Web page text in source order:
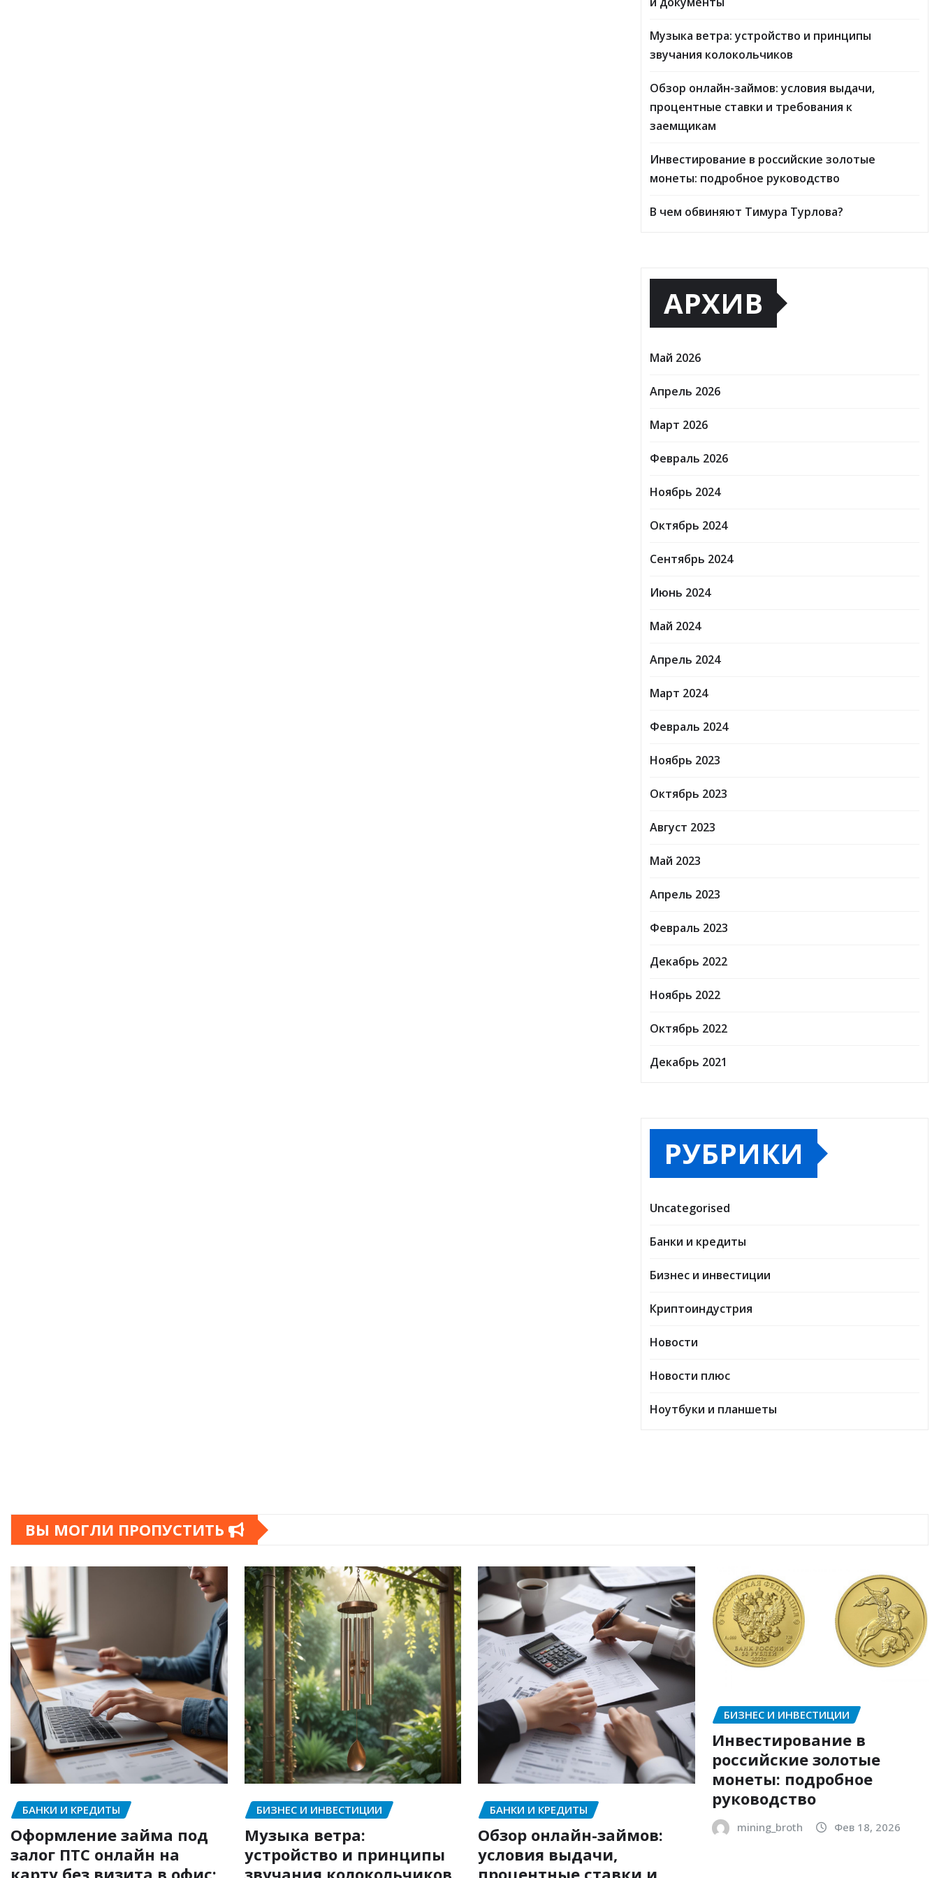
Музыка ветра: устройство и принципы
звучания колокольчиков
Обзор онлайн-займов: условия выдачи,
процентные ставки и требования к
заемщикам
Инвестирование в российские золотые
монеты: подробное руководство
В чем обвиняют Тимура Турлова?
АРХИВ
Май 2026
Апрель 2026
Март 2026
Февраль 2026
Ноябрь 2024
Октябрь 2024
Сентябрь 2024
Июнь 2024
Май 2024
Апрель 2024
Март 2024
Февраль 2024
Ноябрь 2023
Октябрь 2023
Август 2023
Май 2023
Апрель 2023
Февраль 2023
Декабрь 2022
Ноябрь 2022
Октябрь 2022
Декабрь 2021
РУБРИКИ
Uncategorised
Банки и кредиты
Бизнес и инвестиции
Криптоиндустрия
Новости
Новости плюс
Ноутбуки и планшеты
ВЫ МОГЛИ ПРОПУСТИТЬ
БАНКИ И КРЕДИТЫ
Оформление займа под
залог ПТС онлайн на
БИЗНЕС И ИНВЕСТИЦИИ
Музыка ветра:
устройство и принципы
БАНКИ И КРЕДИТЫ
Обзор онлайн-займов:
условия выдачи,
БИЗНЕС И ИНВЕСТИЦИИ
Инвестирование в
российские золотые
монеты: подробное
руководство
mining_broth Фев 18, 2026